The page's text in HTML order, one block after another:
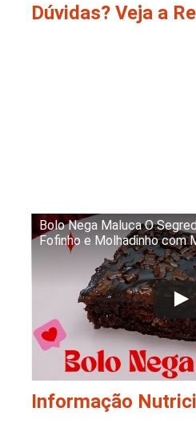
Dúvidas? Veja a
Bolo Nega Maluca O
Fofinho e Molhadinho com
Informação